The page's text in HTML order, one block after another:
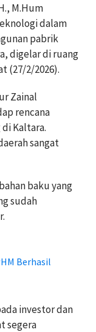
M.Hum
dalam
pabrik
digelar di ruang
(27/2/2026).
Zainal
rencana
Kaltara.
sangat
baku yang
sudah
Berhasil
investor dan
segera